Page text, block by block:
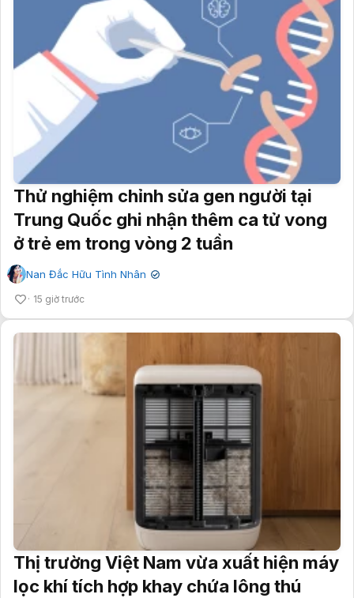
Thử nghiệm chỉnh sửa gen người tại
Trung Quốc ghi nhận thêm ca tử vong
ở trẻ em trong vòng 2 tuần
Nan Đắc Hữu Tình Nhân ✔
15 giờ trước
Thị trường Việt Nam vừa xuất hiện máy
lọc khí tích hợp khay chứa lông thú